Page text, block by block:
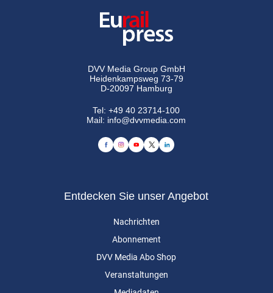
DVV Media Group GmbH
Heidenkampsweg 73-79
D-20097 Hamburg
Tel:+49 40 23714-100
Mail: info@dvvmedia.com
Entdecken Sie unser Angebot
Nachrichten
Abonnement
DVV Media Abo Shop
Veranstaltungen